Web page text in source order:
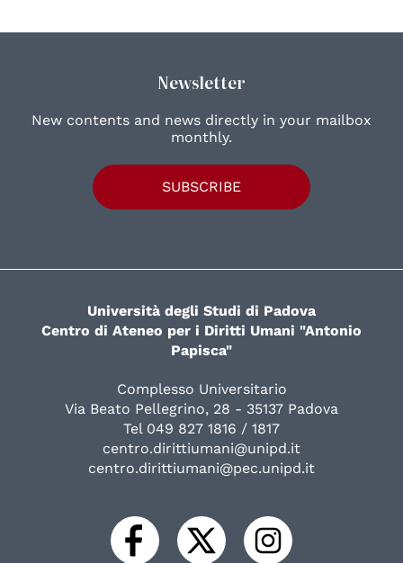
Newsletter
New contents and news directly in your mailbox
monthly.
SUBSCRIBE
Università degli Studi di Padova
Centro di Ateneo per i Diritti Umani "Antonio
Papisca"
Complesso Universitario
Via Beato Pellegrino, 28 - 35137 Padova
Tel 049 827 1816 / 1817
centro.dirittiumani@unipd.it
centro.dirittiumani@pec.unipd.it